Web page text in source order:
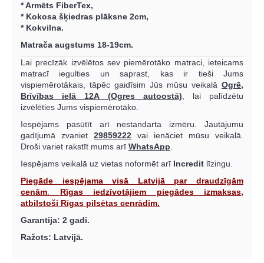
* Armēts FiberTex,
* Kokosa šķiedras plāksne 2cm,
* Kokvilna.
Matrača augstums 18-19cm.
Lai precīzāk izvēlētos sev piemērotāko matraci, ieteicams
matracī iegulties un saprast, kas ir tieši Jums
vispiemērotākais, tāpēc gaidīsim Jūs mūsu veikalā Ogrē,
Brīvības ielā 12A (Ogres autoostā) , lai palīdzētu
izvēlēties Jums vispiemērotāko.
Iespējams pasūtīt arī nestandarta izmēru. Jautājumu
gadījumā zvaniet 29859222 vai ienāciet mūsu veikalā.
Droši variet rakstīt mums arī WhatsApp
Iespējams veikalā uz vietas noformēt arī Incredit līzingu.
Piegāde
iespējama visā Latvijā par draudzīgām
cenām
Rīgas iedzīvotājiem piegādes izmaksas,
atbilstoši Rīgas pilsētas cenrādim.
Garantija: 2 gadi.
Ražots: Latvijā.